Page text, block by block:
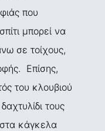
που
μπορεί να
σε τοίχους,
Επίσης,
του κλουβιού
τους
στα κάγκελα